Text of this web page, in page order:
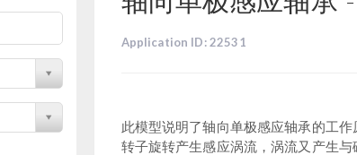
Application ID: 22531
此模型说明了轴向单极感应轴承的工
转子旋转产生感应涡流，涡流又产生